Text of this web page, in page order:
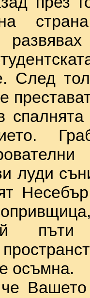
След
луди
осъмна.
Вашето